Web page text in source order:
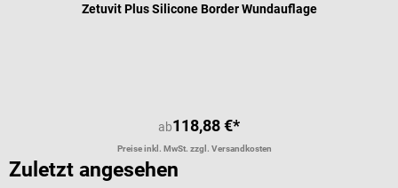
Zetuvit Plus Silicone Border Wundauflage
ab118,88 €*
Preise inkl. MwSt. zzgl. Versandkosten
Zuletzt angesehen